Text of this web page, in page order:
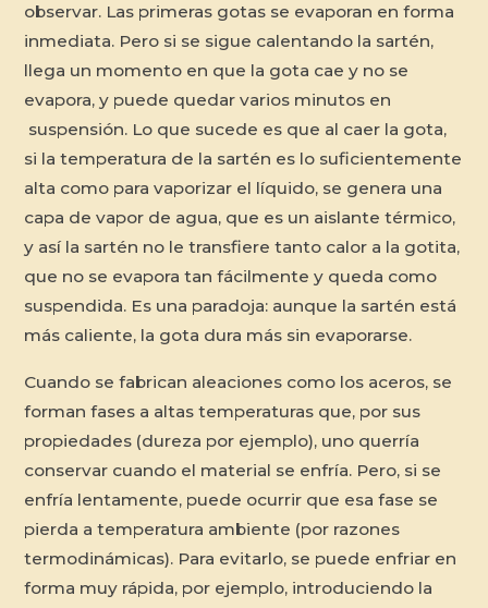
observar. Las primeras gotas se evaporan en forma
inmediata. Pero si se sigue calentando la sartén,
llega un momento en que la gota cae y no se
evapora, y puede quedar varios minutos en
suspensión. Lo que sucede es que al caer la gota,
si la temperatura de la sartén es lo suficientemente
alta como para vaporizar el líquido, se genera una
capa de vapor de agua, que es un aislante térmico,
y así la sartén no le transfiere tanto calor a la gotita,
que no se evapora tan fácilmente y queda como
suspendida. Es una paradoja: aunque la sartén está
más caliente, la gota dura más sin evaporarse.
Cuando se fabrican aleaciones como los aceros, se
forman fases a altas temperaturas que, por sus
propiedades (dureza por ejemplo), uno querría
conservar cuando el material se enfría. Pero, si se
enfría lentamente, puede ocurrir que esa fase se
pierda a temperatura ambiente (por razones
termodinámicas). Para evitarlo, se puede enfriar en
forma muy rápida, por ejemplo, introduciendo la